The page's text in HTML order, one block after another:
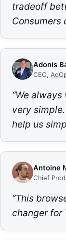
tradeoff between usability and privacy.
Consumers
Adonis
CEO,
“We always
very
help us
Antoine
Chief
“This
changer for